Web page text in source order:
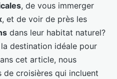
, de vous immerger
, et de voir de près les
dans leur habitat naturel?
destination idéale pour
cet article, nous
de croisières qui incluent